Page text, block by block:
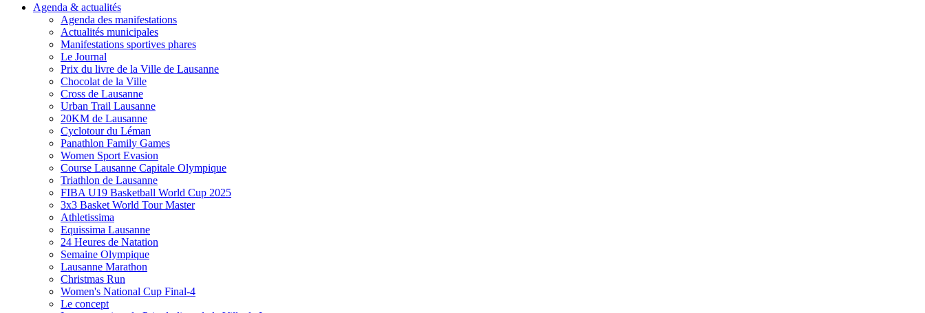
Agenda & actualités
Agenda des manifestations
Actualités municipales
Manifestations sportives phares
Le Journal
Prix du livre de la Ville de Lausanne
Chocolat de la Ville
Cross de Lausanne
Urban Trail Lausanne
20KM de Lausanne
Cyclotour du Léman
Panathlon Family Games
Women Sport Evasion
Course Lausanne Capitale Olympique
Triathlon de Lausanne
FIBA U19 Basketball World Cup 2025
3x3 Basket World Tour Master
Athletissima
Equissima Lausanne
24 Heures de Natation
Semaine Olympique
Lausanne Marathon
Christmas Run
Women's National Cup Final-4
Le concept